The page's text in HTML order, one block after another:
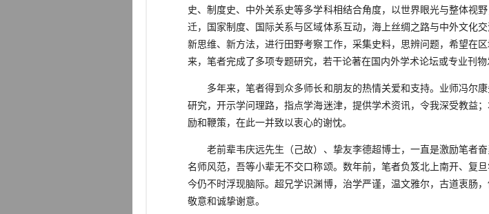
史、制度史、中外关系史等多学科相结合角度，以世界眼光与整体视
迁，国家制度、国际关系与区域体系互动，海上丝绸之路与中外文化
新思维、新方法，进行田野考察工作，采集史料，思辨问题，希望在
来，笔者完成了多项专题研究，若干论著在国内外学术论坛或专业刊物
多年来，笔者得到众多师长和朋友的热情关爱和支持。业师冯尔康
研究，开示学问理路，指点学海迷津，提供学术资讯，令我深受教益
励和鞭策，在此一并致以衷心的谢忱。
老前辈韦庆远先生（己故）、挚友李德超博士，一直是激励笔者奋
名师风范，吾等小辈无不交口称颂。数年前，笔者负笈北上南开、复
今仍不时浮现脑际。超兄学识渊博，治学严谨，温文雅尔，古道衷肠
敬意和诚挚谢意。